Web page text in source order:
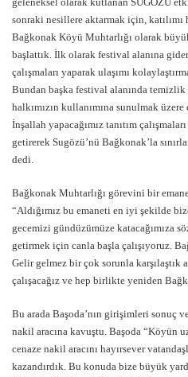
sonraki nesillere aktarmak için, katılımı
Bağkonak Köyü Muhtarlığı olarak
başlattık. İlk olarak festival alanına
çalışmaları yaparak ulaşımı
Bundan başka festival alanında temizlik
halkımızın kullanımına sunulmak
İnşallah yapacağımız tanıtım
getirerek Sugözü’nü Bağkonak’la
dedi.
Bağkonak Muhtarlığı görevini bir
“Aldığımız bu emaneti en iyi şekilde
gecemizi gündüzümüze katacağımıza
getirmek için canla başla çalışıyoruz.
Gelir gelmez bir çok sorunla karşılaştık
çalışacağız ve hep birlikte yeniden
Bu arada Başoda’nın girişimleri sonuç
nakil aracına kavuştu. Başoda “Köyün
cenaze nakil aracını hayırsever
kazandırdık. Bu konuda bize büyük